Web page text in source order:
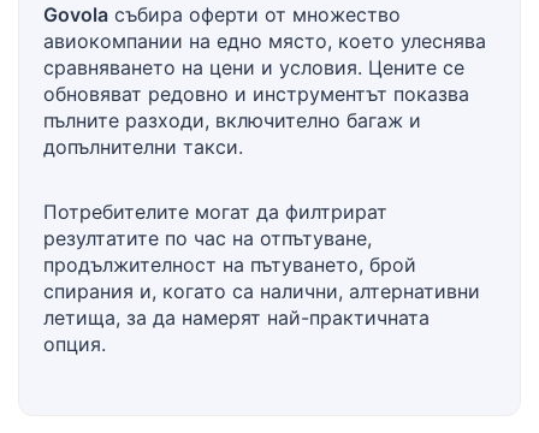
Govola събира оферти от множество
авиокомпании на едно място, което улеснява
сравняването на цени и условия. Цените се
обновяват редовно и инструментът показва
пълните разходи, включително багаж и
допълнителни такси.
Потребителите могат да филтрират
резултатите по час на отпътуване,
продължителност на пътуването, брой
спирания и, когато са налични, алтернативни
летища, за да намерят най-практичната
опция.